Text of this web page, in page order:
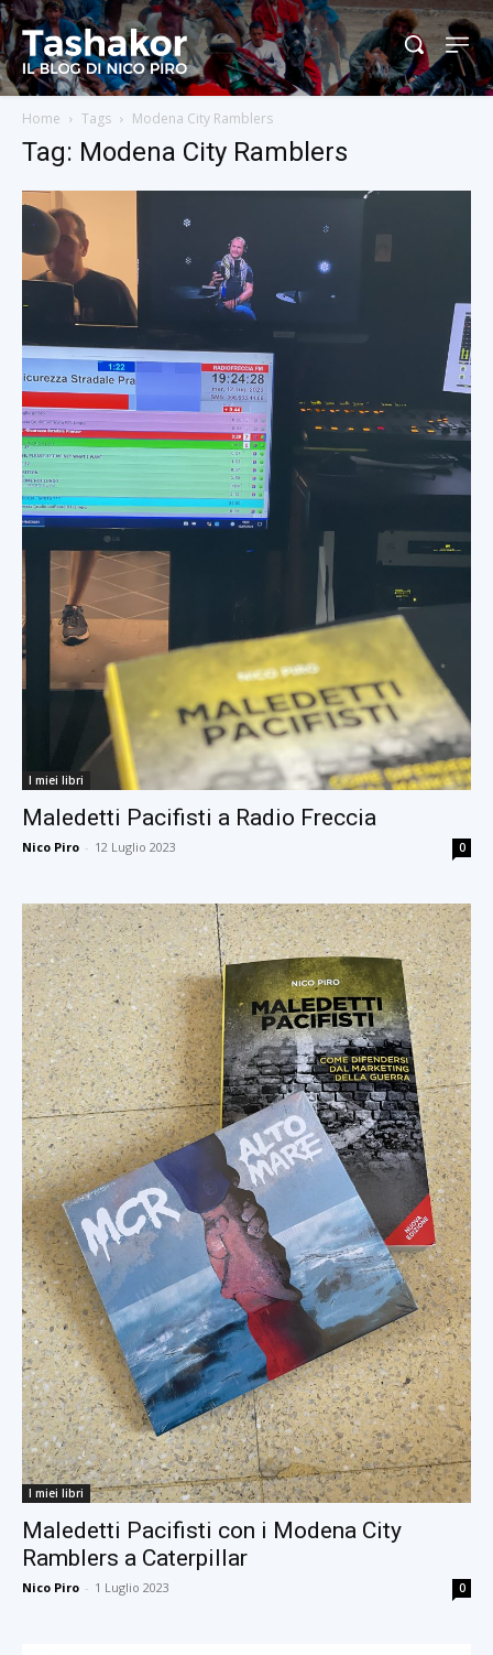
Home Tags Modena City Ramblers
Tag: Modena City Ramblers
I miei libri
Maledetti Pacifisti a Radio Freccia
Nico Piro - 12 Luglio 2023 0
I miei libri
Maledetti Pacifisti con i Modena City
Ramblers a Caterpillar
Nico Piro - 1 Luglio 2023 0